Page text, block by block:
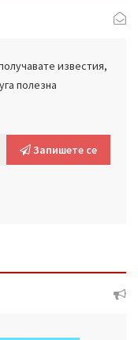
известия,
полезна
Запишете се